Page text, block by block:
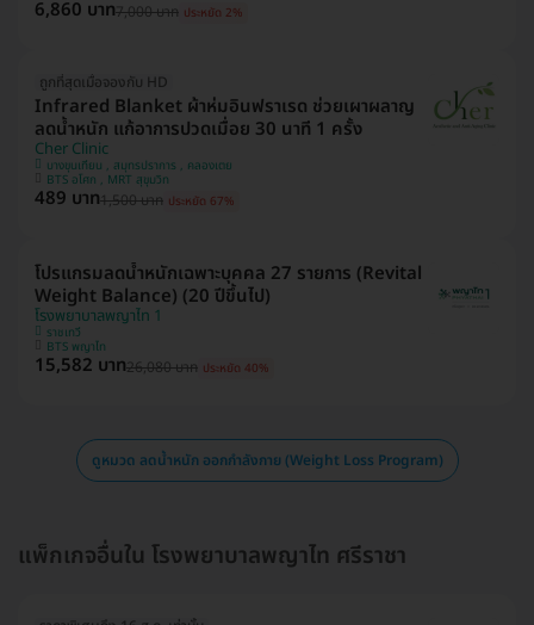
6,860 บาท7,000 บาท ประหยัด 2%
ถูกที่สุดเมื่อจองกับ HD
Infrared Blanket ผ้าห่มอินฟราเรด ช่วยเผาผลาญ
ลดน้ำหนัก แก้อาการปวดเมื่อย 30 นาที 1 ครั้ง
Cher Clinic
บางขุนเทียน , สมุทรปราการ , คลองเตย
BTS อโศก , MRT สุขุมวิท
489 บาท1,500 บาท ประหยัด 67%
โปรแกรมลดน้ำหนักเฉพาะบุคคล 27 รายการ (Revital
Weight Balance) (20 ปีขึ้นไป)
โรงพยาบาลพญาไท 1
ราชเทวี
BTS พญาไท
15,582 บาท26,080 บาท ประหยัด 40%
ดูหมวด ลดน้ำหนัก ออกกำลังกาย (Weight Loss Program)
แพ็กเกจอื่นใน โรงพยาบาลพญาไท ศรีราชา